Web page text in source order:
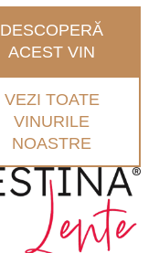
DESCOPERĂ
ACEST VIN
VEZI TOATE
VINURILE
NOASTRE